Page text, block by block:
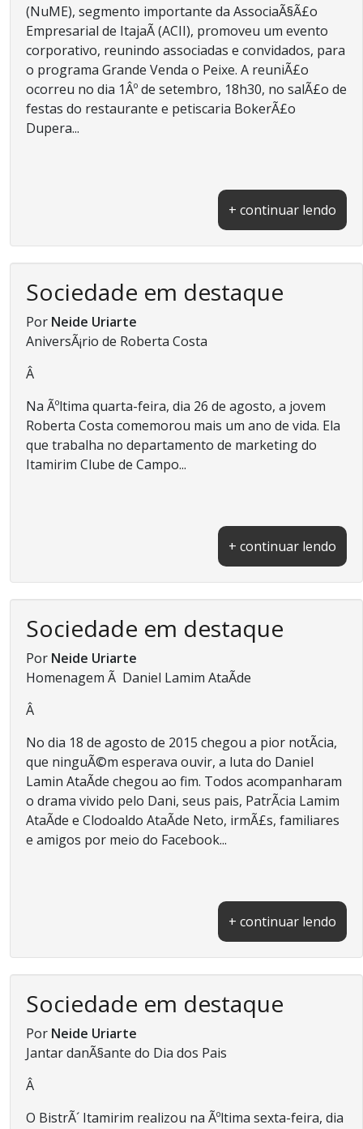
(NuME), segmento importante da AssociaÃ§Ã£o
Empresarial de ItajaÃ­ (ACII), promoveu um evento
corporativo, reunindo associadas e convidados, para
o programa Grande Venda o Peixe. A reuniÃ£o
ocorreu no dia 1Âº de setembro, 18h30, no salÃ£o de
festas do restaurante e petiscaria BokerÃ£o
Dupera...
+ continuar lendo
Sociedade em destaque
Por Neide Uriarte
AniversÃ¡rio de Roberta Costa
Â
Na Ãºltima quarta-feira, dia 26 de agosto, a jovem
Roberta Costa comemorou mais um ano de vida. Ela
que trabalha no departamento de marketing do
Itamirim Clube de Campo...
+ continuar lendo
Sociedade em destaque
Por Neide Uriarte
Homenagem Ã Daniel Lamim AtaÃ­de
Â
No dia 18 de agosto de 2015 chegou a pior notÃ­cia,
que ninguÃ©m esperava ouvir, a luta do Daniel
Lamin AtaÃ­de chegou ao fim. Todos acompanharam
o drama vivido pelo Dani, seus pais, PatrÃ­cia Lamim
AtaÃ­de e Clodoaldo AtaÃ­de Neto, irmÃ£s, familiares
e amigos por meio do Facebook...
+ continuar lendo
Sociedade em destaque
Por Neide Uriarte
Jantar danÃ§ante do Dia dos Pais
Â
O BistrÃ´ Itamirim realizou na Ãºltima sexta-feira, dia